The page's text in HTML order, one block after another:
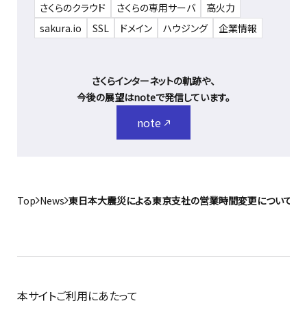
さくらのクラウド
さくらの専用サーバ
高火力
sakura.io
SSL ドメイン ハウジング 企業情報
さくらインターネットの軌跡や、
今後の展望はnoteで発信しています。
note
Top News 東日本大震災による東京支社の営業時間変更について（
本サイトご利用にあたって